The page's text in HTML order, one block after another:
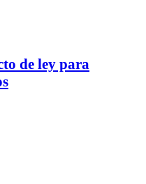
de ley para